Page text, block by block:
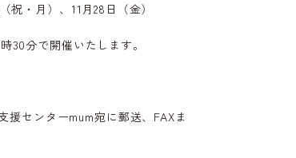
祝・月）、11月28日（金）
30分で開催いたします。
援センターmum宛に郵送、FAXま